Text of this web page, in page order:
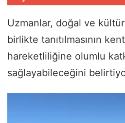
Uzmanlar, doğal ve
birlikte tanıtılmasının
hareketliliğine olumlu
sağlayabileceğini